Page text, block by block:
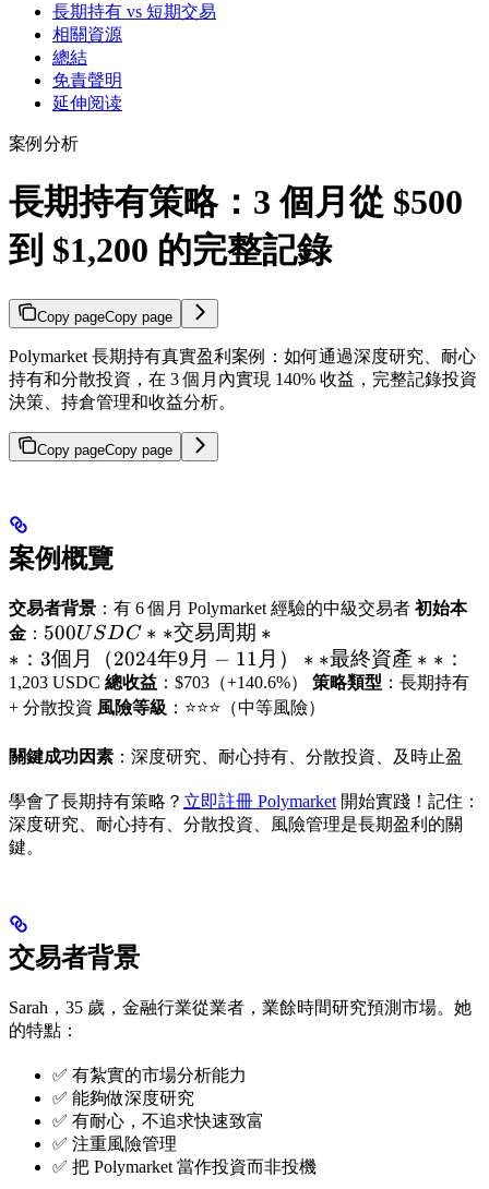
長期持有 vs 短期交易
相關資源
總結
免責聲明
延伸阅读
案例分析
長期持有策略：3 個月從 $500
到 $1,200 的完整記錄
Copy pageCopy page
Polymarket 長期持有真實盈利案例：如何通過深度研究、耐心
持有和分散投資，在 3 個月內實現 140% 收益，完整記錄投資
決策、持倉管理和收益分析。
Copy pageCopy page
案例概覽
交易者背景 ：有 6 個月 Polymarket 經驗的中級交易者 初始本
金 ： 500
USDC
**交易
周期
個月
年 9 月
- 11
500U SDC ∗ ∗交易周期 ∗
∗ ： 3個月（2024年9月 − 11月） ∗ ∗最終資產 ∗ ∗ ：
1,203 USDC 總收益 ：$703（+140.6%） 策略類型 ：長期持有
+ 分散投資 風險等級 ：⭐⭐⭐（中等風險）
關鍵成功因素 ：深度研究、耐心持有、分散投資、及時止盈
學會了長期持有策略？ 立即註冊 Polymarket開始實踐！記住：
深度研究、耐心持有、分散投資、風險管理是長期盈利的關
鍵。
交易者背景
Sarah，35 歲，金融行業從業者，業餘時間研究預測市場。她
的特點：
✅ 有紮實的市場分析能力
✅ 能夠做深度研究
✅ 有耐心，不追求快速致富
✅ 注重風險管理
✅ 把 Polymarket 當作投資而非投機